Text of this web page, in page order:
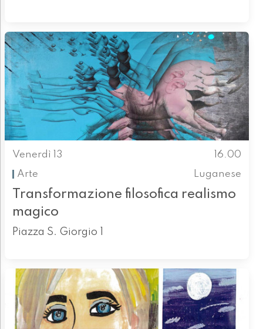
Venerdì 13
16.00
Arte
Luganese
Transformazione filosofica realismo
magico
Piazza S. Giorgio 1